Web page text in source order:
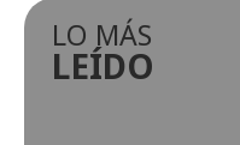
LO MÁS
LEÍDO